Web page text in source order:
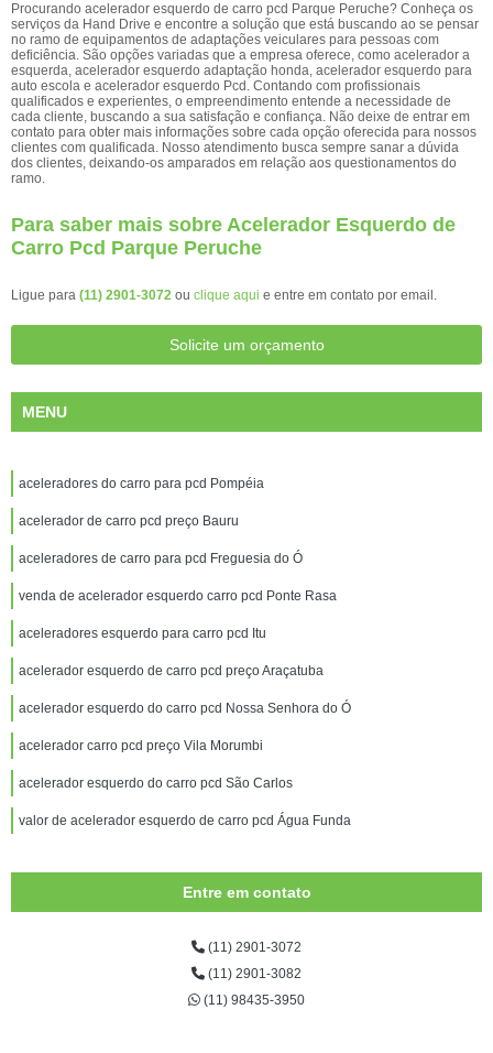
Procurando acelerador esquerdo de carro pcd Parque Peruche? Conheça os
serviços da Hand Drive e encontre a solução que está buscando ao se pensar
no ramo de equipamentos de adaptações veiculares para pessoas com
deficiência. São opções variadas que a empresa oferece, como acelerador a
esquerda, acelerador esquerdo adaptação honda, acelerador esquerdo para
auto escola e acelerador esquerdo Pcd. Contando com profissionais
qualificados e experientes, o empreendimento entende a necessidade de
cada cliente, buscando a sua satisfação e confiança. Não deixe de entrar em
contato para obter mais informações sobre cada opção oferecida para nossos
clientes com qualificada. Nosso atendimento busca sempre sanar a dúvida
dos clientes, deixando-os amparados em relação aos questionamentos do
ramo.
Para saber mais sobre Acelerador Esquerdo de
Carro Pcd Parque Peruche
Ligue para (11) 2901-3072 ou clique aqui e entre em contato por email.
Solicite um orçamento
MENU
aceleradores do carro para pcd Pompéia
acelerador de carro pcd preço Bauru
aceleradores de carro para pcd Freguesia do Ó
venda de acelerador esquerdo carro pcd Ponte Rasa
aceleradores esquerdo para carro pcd Itu
acelerador esquerdo de carro pcd preço Araçatuba
acelerador esquerdo do carro pcd Nossa Senhora do Ó
acelerador carro pcd preço Vila Morumbi
acelerador esquerdo do carro pcd São Carlos
valor de acelerador esquerdo de carro pcd Água Funda
Entre em contato
(11) 2901-3072
(11) 2901-3082
(11) 98435-3950